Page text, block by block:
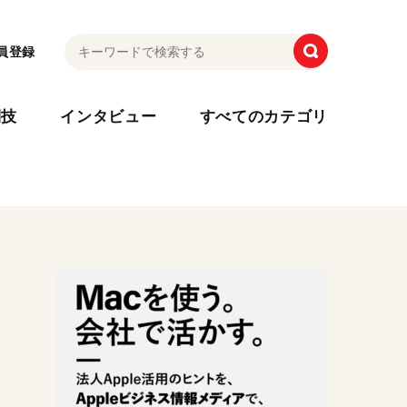
登録
インタビュー すべてのカテゴリ